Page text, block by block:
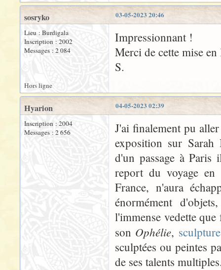
03-05-2023 20:46
sosryko
Lieu : Burdigala
Inscription : 2002
Messages : 2 084
Impressionnant !
Merci de cette mise
S.
Hors ligne
04-05-2023 02:39
Hyarion
Inscription : 2004
Messages : 2 656
J'ai finalement pu
exposition sur Sarah
d'un passage à Paris
report du voyage
France, n'aura
énormément
l'immense vedette
son Ophélie, sculpture
sculptées ou peintes
de ses talents